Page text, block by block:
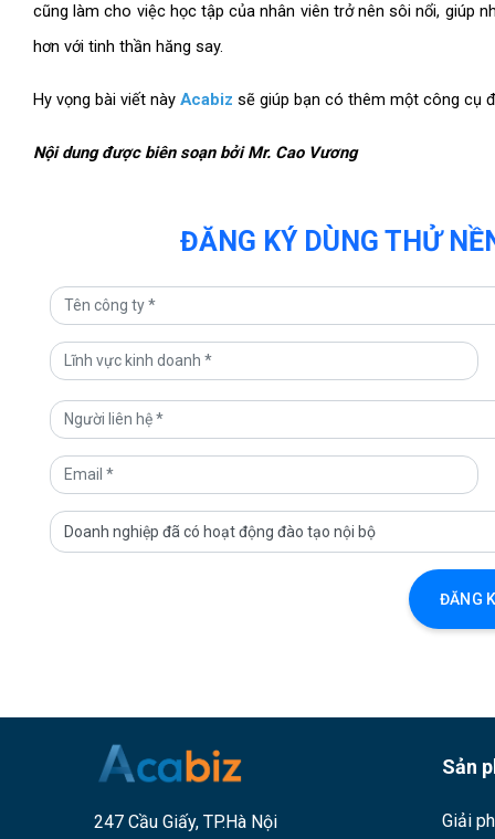
cũng làm cho việc học tập của nhân viên trở nên sôi nổi, giúp
hơn với tinh thần hăng say.
Hy vọng bài viết này Acabiz sẽ giúp bạn có thêm một công cụ
Nội dung được biên soạn bởi Mr. Cao Vương
ĐĂNG KÝ DÙNG THỬ
ĐĂNG
247 Cầu Giấy, TP.Hà Nội
Sản
Giải